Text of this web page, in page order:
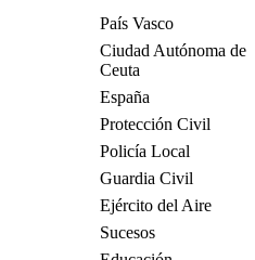
País Vasco
Ciudad Autónoma de
Ceuta
España
Protección Civil
Policía Local
Guardia Civil
Ejército del Aire
Sucesos